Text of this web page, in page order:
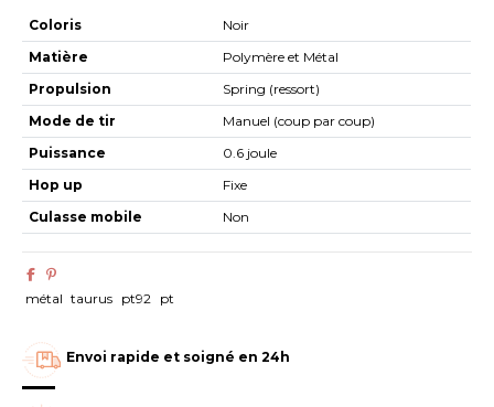
Coloris
Noir
Matière
Polymère et Métal
Propulsion
Spring (ressort)
Mode de tir
Manuel (coup par coup)
Puissance
0.6 joule
Hop up
Fixe
Culasse mobile
Non
métal taurus pt92 pt
Envoi rapide et soigné en 24h